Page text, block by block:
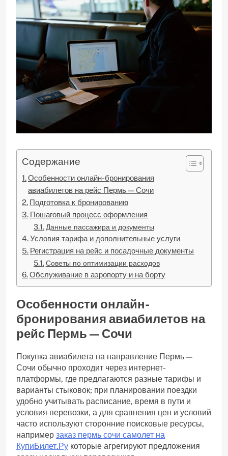
Содержание
Особенности онлайн-бронирования
авиабилетов на рейс Пермь — Сочи
Подготовка к бронированию
Пошаговый процесс оформления
Данные пассажира и документы
Условия тарифа и дополнительные услуги
Регистрация на рейс и посадочные документы
Советы по оптимизации расходов
Обслуживание в аэропорту и на борту
Особенности онлайн-
бронирования авиабилетов на
рейс Пермь — Сочи
Покупка авиабилета на направление Пермь —
Сочи обычно проходит через интернет-
платформы, где предлагаются разные тарифы и
варианты стыковок; при планировании поездки
удобно учитывать расписание, время в пути и
условия перевозки, а для сравнения цен и условий
часто используют сторонние поисковые ресурсы,
например заказ пермь сочи самолет на
КупиБилет.Ру которые агрегируют предложения